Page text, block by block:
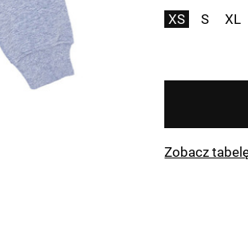
XS
S XL
Zobacz